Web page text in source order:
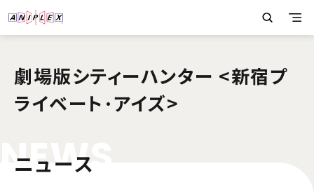
劇場版シティーハンター <新宿プ
ライベート･アイズ>
NEWS
ニュース